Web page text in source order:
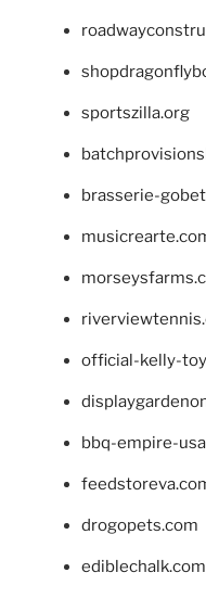
sportszilla.org
brasserie-
official-kelly-
bbq-empire-
drogopets.com
ediblechalk.com